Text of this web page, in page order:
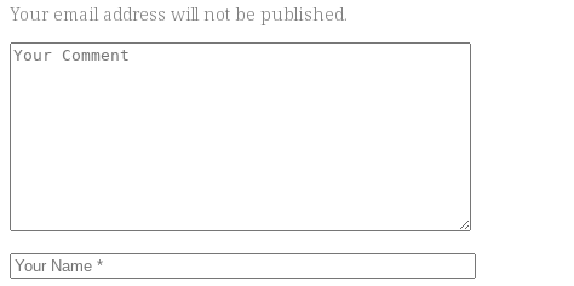
Your email address will not be published.